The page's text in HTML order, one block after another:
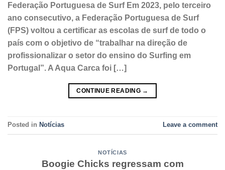
Federação Portuguesa de Surf Em 2023, pelo terceiro
ano consecutivo, a Federação Portuguesa de Surf
(FPS) voltou a certificar as escolas de surf de todo o
país com o objetivo de “trabalhar na direção de
profissionalizar o setor do ensino do Surfing em
Portugal”. A Aqua Carca foi […]
CONTINUE READING →
Posted in Notícias Leave a comment
NOTÍCIAS
Boogie Chicks regressam com